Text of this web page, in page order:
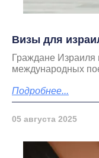
Визы для
Граждане
международных
Подробнее...
05 августа 2025